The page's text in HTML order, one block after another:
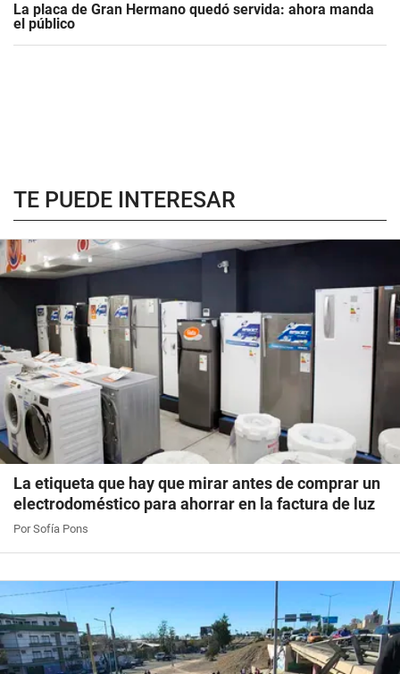
La placa de Gran Hermano quedó servida: ahora manda
el público
TE PUEDE INTERESAR
La etiqueta que hay que mirar antes de comprar un
electrodoméstico para ahorrar en la factura de luz
Por Sofía Pons